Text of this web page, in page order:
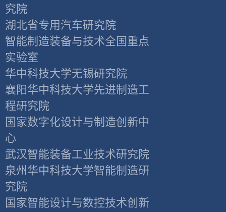
究院
湖北省专用汽车研究院
智能制造装备与技术全国重点
实验室
华中科技大学无锡研究院
襄阳华中科技大学先进制造工
程研究院
国家数字化设计与制造创新中
心
武汉智能装备工业技术研究院
泉州华中科技大学智能制造研
究院
国家智能设计与数控技术创新